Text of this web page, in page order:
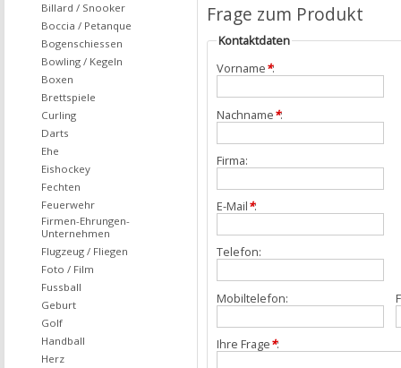
Frage zum Produkt
Kontaktdaten
Vorname*:
Nachname*:
Firma:
E-Mail*:
Telefon:
Mobiltelefon:
Ihre Frage*:
Billard / Snooker
Boccia / Petanque
Bogenschiessen
Bowling / Kegeln
Boxen
Brettspiele
Curling
Darts
Ehe
Eishockey
Fechten
Feuerwehr
Firmen-Ehrungen-
Unternehmen
Flugzeug / Fliegen
Foto / Film
Fussball
Geburt
Golf
Handball
Herz